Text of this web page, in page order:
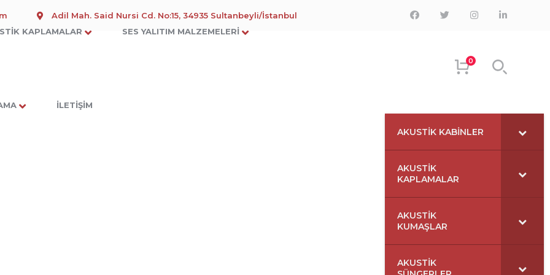
Adil Mah. Said Nursi Cd. No:15, 34935 Sultanbeyli/İstanbul
FacebookTwitterInstagramLinkedIn
KAPLAMALAR SES YALITIM MALZEMELERI
İLETIŞIM
0
AKUSTIK KABINLER
AKUSTIK
KAPLAMALAR
AKUSTIK
KUMAŞLAR
AKUSTIK